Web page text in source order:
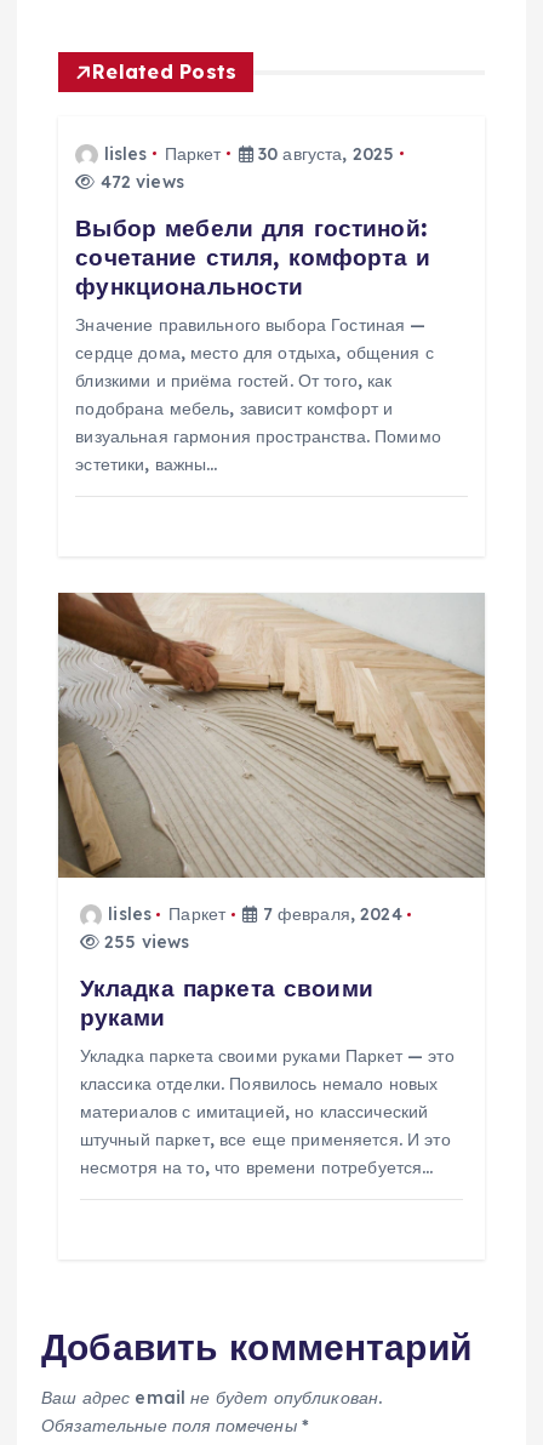
ц
с
я
м
Related Posts
lisles Паркет
30 августа, 2025
472 views
Выбор мебели для гостиной:
сочетание стиля, комфорта и
функциональности
Значение правильного выбора Гостиная —
сердце дома, место для отдыха, общения с
близкими и приёма гостей. От того, как
подобрана мебель, зависит комфорт и
визуальная гармония пространства. Помимо
эстетики, важны…
lisles Паркет
7 февраля, 2024
255 views
Укладка паркета своими
руками
Укладка паркета своими руками Паркет — это
классика отделки. Появилось немало новых
материалов с имитацией, но классический
штучный паркет, все еще применяется. И это
несмотря на то, что времени потребуется…
Добавить комментарий
Ваш адрес email не будет опубликован.
Обязательные поля помечены *